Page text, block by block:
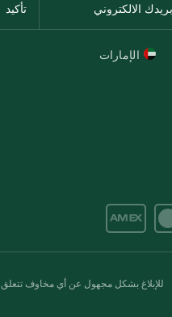
الإمارات
للإبلاغ بشكل مجهول عن أي مخاوف تتعلق